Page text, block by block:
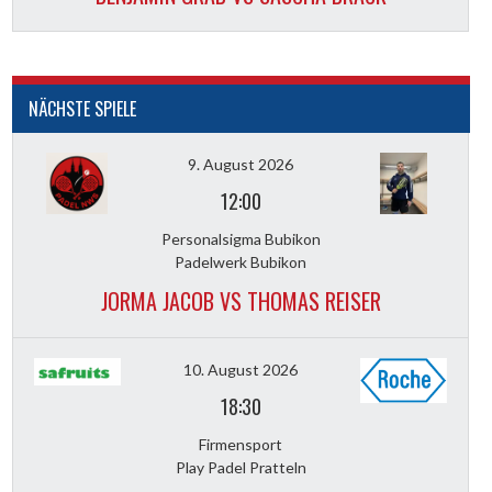
NÄCHSTE SPIELE
9. August 2026
12:00
Personalsigma Bubikon
Padelwerk Bubikon
JORMA JACOB VS THOMAS REISER
10. August 2026
18:30
Firmensport
Play Padel Pratteln